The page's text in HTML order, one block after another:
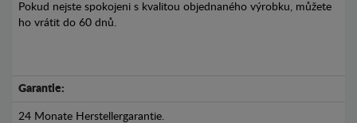
Pokud nejste spokojeni s kvalitou objednaného výrobku, můžete
ho vrátit do 60 dnů.
Garantie:
24 Monate Herstellergarantie.